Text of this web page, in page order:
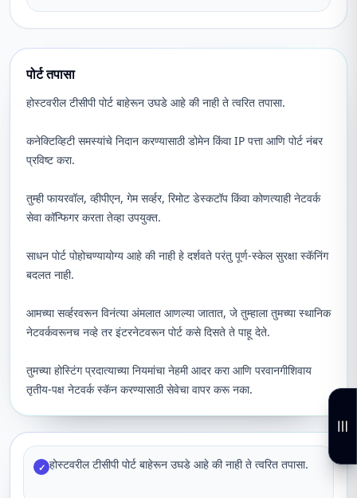
पोर्ट तपासा
होस्टवरील टीसीपी पोर्ट बाहेरून उघडे आहे की नाही ते त्वरित तपासा.
कनेक्टिव्हिटी समस्यांचे निदान करण्यासाठी डोमेन किंवा IP पत्ता आणि पोर्ट नंबर
प्रविष्ट करा.
तुम्ही फायरवॉल, व्हीपीएन, गेम सर्व्हर, रिमोट डेस्कटॉप किंवा कोणत्याही नेटवर्क
सेवा कॉन्फिगर करता तेव्हा उपयुक्त.
साधन पोर्ट पोहोचण्यायोग्य आहे की नाही हे दर्शवते परंतु पूर्ण-स्केल सुरक्षा स्कॅनिंग
बदलत नाही.
आमच्या सर्व्हरवरून विनंत्या अंमलात आणल्या जातात, जे तुम्हाला तुमच्या स्थानिक
नेटवर्कवरूनच नव्हे तर इंटरनेटवरून पोर्ट कसे दिसते ते पाहू देते.
तुमच्या होस्टिंग प्रदात्याच्या नियमांचा नेहमी आदर करा आणि परवानगीशिवाय
तृतीय-पक्ष नेटवर्क स्कॅन करण्यासाठी सेवेचा वापर करू नका.
✓ होस्टवरील टीसीपी पोर्ट बाहेरून उघडे आहे की नाही ते त्वरित तपासा.